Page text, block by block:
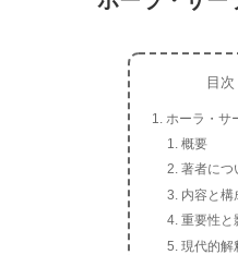
目次
ホーラ・サ
概要
著者につ
内容と構
重要性と
現代的解